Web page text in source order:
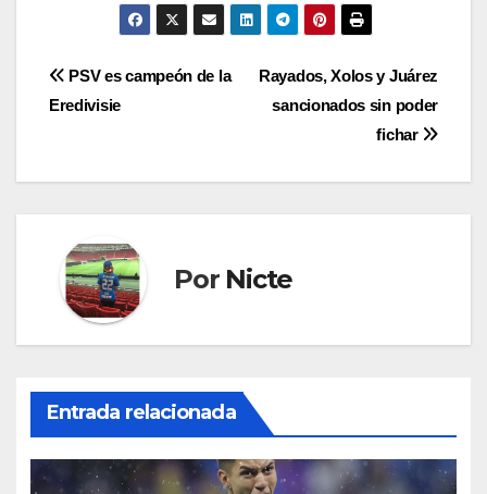
Navegación
entradas
Rayados, Xolos y Juárez
sancionados sin poder
fichar
PSV es campeón de la
Eredivisie
Por Nicte
Entrada relacionada